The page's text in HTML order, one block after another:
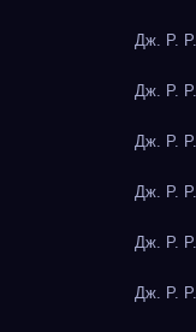
Дж. Р.
Дж. Р.
Дж. Р.
Дж. Р.
Дж. Р.
Дж. Р.